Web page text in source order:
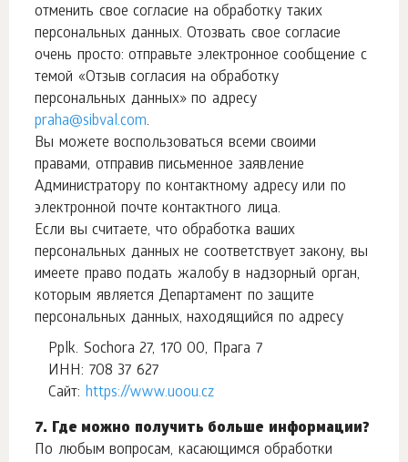
отменить свое согласие на обработку таких
персональных данных. Отозвать свое согласие
очень просто: отправьте электронное сообщение с
темой «Отзыв согласия на обработку
персональных данных» по адресу
praha@sibval.com.
Вы можете воспользоваться всеми своими
правами, отправив письменное заявление
Администратору по контактному адресу или по
электронной почте контактного лица.
Если вы считаете, что обработка ваших
персональных данных не соответствует закону, вы
имеете право подать жалобу в надзорный орган,
которым является Департамент по защите
персональных данных, находящийся по адресу
Pplk. Sochora 27, 170 00, Прага 7
ИНН: 708 37 627
Сайт: https://www.uoou.cz
7. Где можно получить больше информации?
По любым вопросам, касающимся обработки